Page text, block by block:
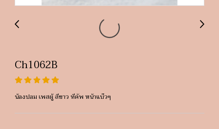
Ch1062B
น้องปอม เพสผู้ สีขาว ทีคัพ หน้าแบ๊วๆ